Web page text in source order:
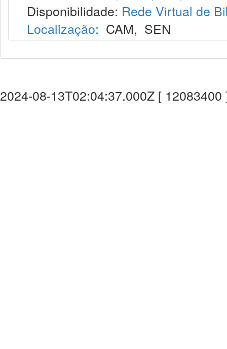
Disponibilidade: Rede Virtual de
Localização: CAM, SEN
2024-08-13T02:04:37.000Z [ 12083400